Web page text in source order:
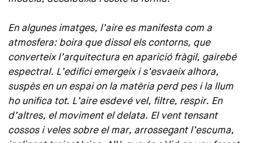
En algunes imatges, l’aire es manifesta com a
atmosfera: boira que dissol els contorns, que
converteix l’arquitectura en aparició fràgil, gairebé
espectral. L’edifici emergeix i s’esvaeix alhora,
suspès en un espai on la matèria perd pes i la llum
ho unifica tot. L’aire esdevé vel, filtre, respir. En
d’altres, el moviment el delata. El vent tensant
cossos i veles sobre el mar, arrossegant l’escuma,